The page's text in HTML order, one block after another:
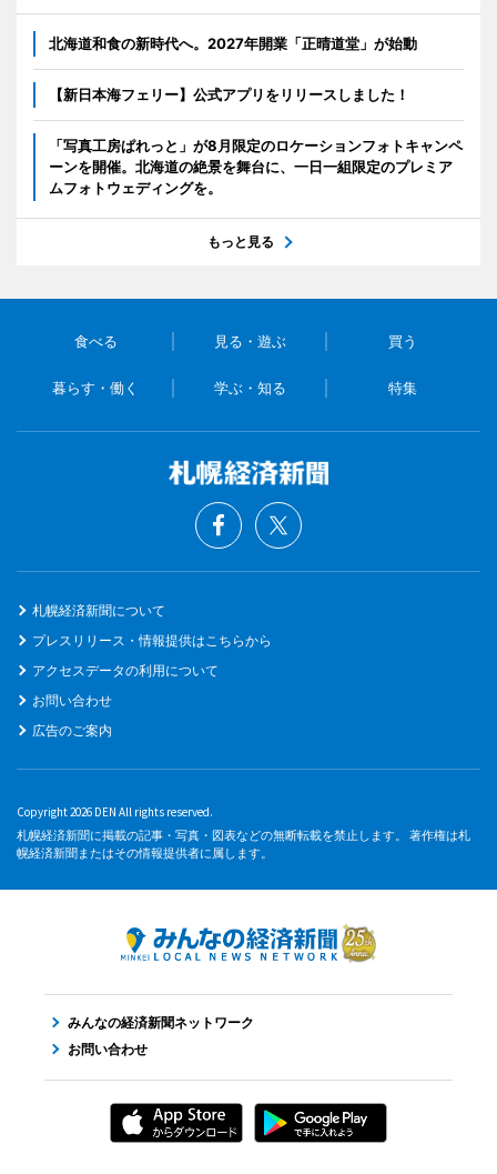
北海道和食の新時代へ。2027年開業「正晴道堂」が始動
【新日本海フェリー】公式アプリをリリースしました！
「写真工房ぱれっと」が8月限定のロケーションフォトキャンペ
ーンを開催。北海道の絶景を舞台に、一日一組限定のプレミア
ムフォトウェディングを。
もっと見る
食べる 見る・遊ぶ 買う
暮らす・働く 学ぶ・知る 特集
札幌経済新聞について
プレスリリース・情報提供はこちらから
アクセスデータの利用について
お問い合わせ
広告のご案内
Copyright 2026 DEN All rights reserved.
札幌経済新聞に掲載の記事・写真・図表などの無断転載を禁止します。 著作権は札
幌経済新聞またはその情報提供者に属します。
みんなの経済新聞ネットワーク
お問い合わせ